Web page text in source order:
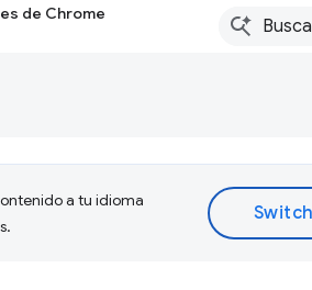
de Chrome
a tu idioma